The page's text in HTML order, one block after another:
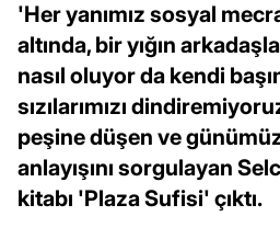
'Her yanımız sosyal
altında, bir yığın
nasıl oluyor da kendi
sızılarımızı
peşine düşen ve
anlayışını sorgulayan
kitabı 'Plaza Sufisi' çıktı.